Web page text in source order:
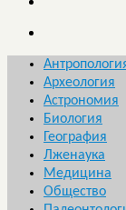
Археология
Астрономия
Биология
География
Лженаука
Медицина
Общество